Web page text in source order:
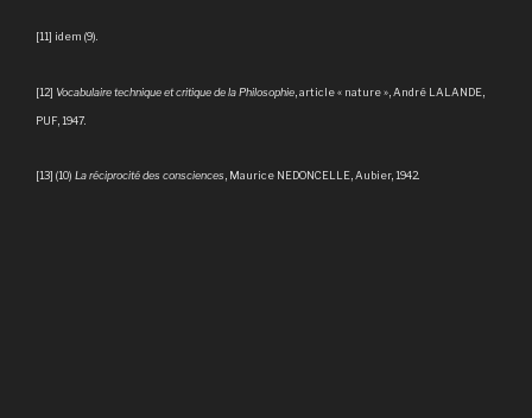
[11] idem (9).
[12] Vocabulaire technique et critique de la Philosophie , article « nature », André LALANDE,
PUF, 1947.
[13] (10) La réciprocité des consciences, Maurice NEDONCELLE, Aubier, 1942.